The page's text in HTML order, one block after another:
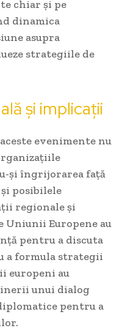
chiar și pe
dinamica
asupra
strategiile de
și implicații
evenimente nu
și îngrijorarea față
posibilele
regionale și
Uniunii Europene au
pentru a discuta
a formula strategii
europeni au
unui dialog
pentru a